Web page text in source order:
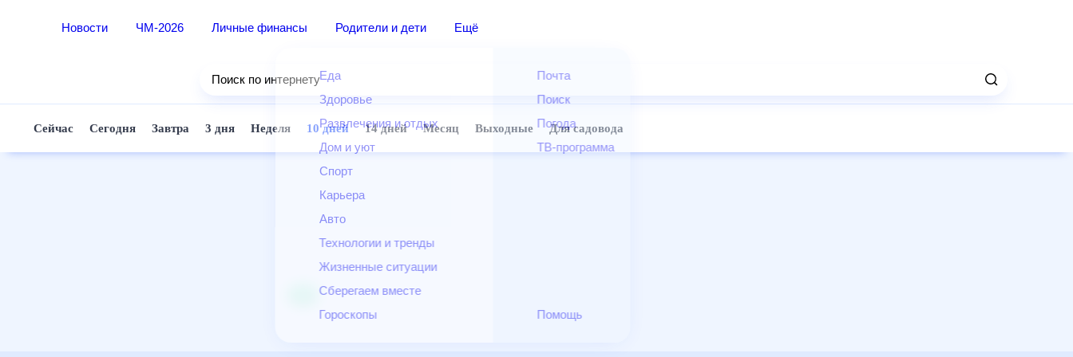
Новости ЧМ-2026 Личные финансы Родители и дети Ещё
Еда
Здоровье
Развлечения и отдых
Дом и уют
Спорт
Карьера
Авто
Технологии и тренды
Жизненные ситуации
Сберегаем вместе
Гороскопы
Почта
Поиск
Погода
ТВ-программа
Помощь
Поиск по интернету
Сейчас Сегодня Завтра 3 дня Неделя 10 дней 14 дней Месяц Выходные Для садовода